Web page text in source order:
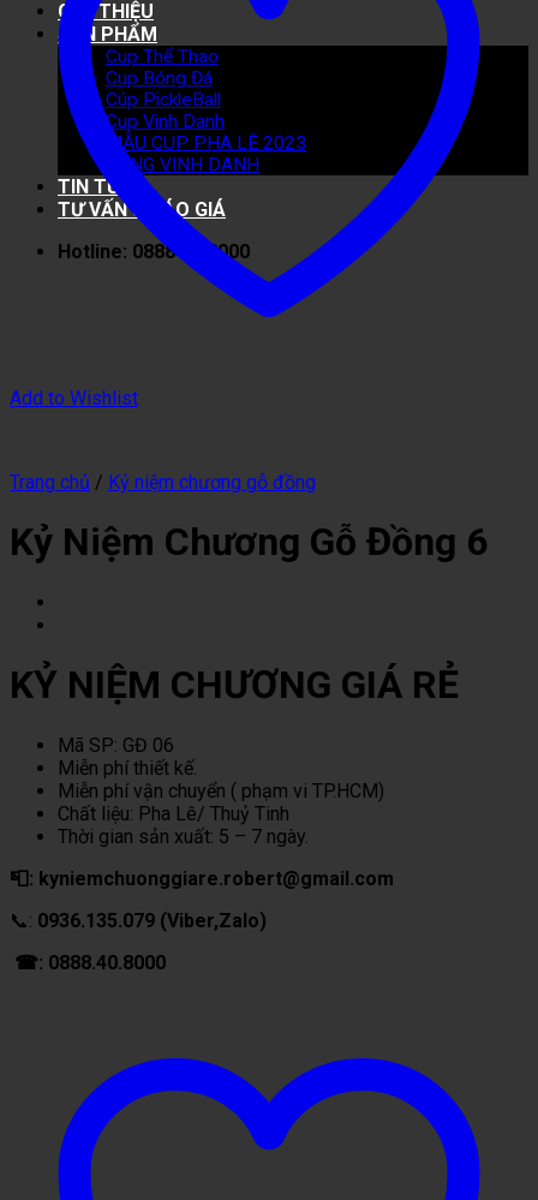
GIỚI THIỆU
SẢN PHẨM
Cup Thể Thao
Cup Bóng Đá
Cúp PickleBall
Cup Vinh Danh
MẪU CUP PHA LÊ 2023
BẢNG VINH DANH
TIN TỨC
TƯ VẤN & BÁO GIÁ
Hotline: 0888 40 8000
Add to Wishlist
Trang chủ / Kỷ niệm chương gỗ đồng
Kỷ Niệm Chương Gỗ Đồng 6
KỶ NIỆM CHƯƠNG GIÁ RẺ
Mã SP: GĐ 06
Miễn phí thiết kế.
Miễn phí vận chuyển ( phạm vi TP.HCM)
Chất liệu: Pha Lê/ Thuỷ Tinh
Thời gian sản xuất: 5 – 7 ngày.
📮: kyniemchuonggiare.robert@gmail.com
📞: 0936.135.079 (Viber,Zalo)
☎: 0888.40.8000